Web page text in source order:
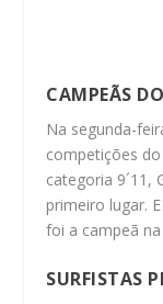
CAMPEÃS
Na segunda-
competições
categoria 9´11,
primeiro lugar.
foi a campeã
SURFISTAS